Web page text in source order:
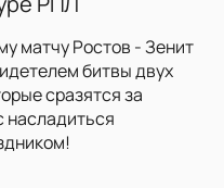
матчу Ростов - Зенит
битвы двух
сразятся за
насладиться